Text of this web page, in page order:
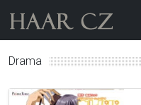
Drama